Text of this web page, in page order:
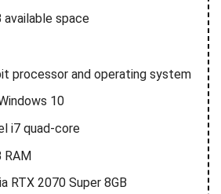
available space
processor and operating system
10
i7 quad-core
RAM
RTX 2070 Super 8GB